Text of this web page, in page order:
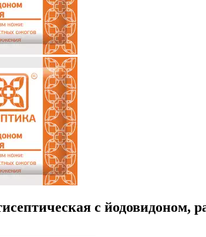
с йодовидоном,